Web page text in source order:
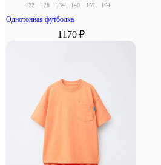
122 128 134 140 152 164
Однотонная футболка
1170 ₽